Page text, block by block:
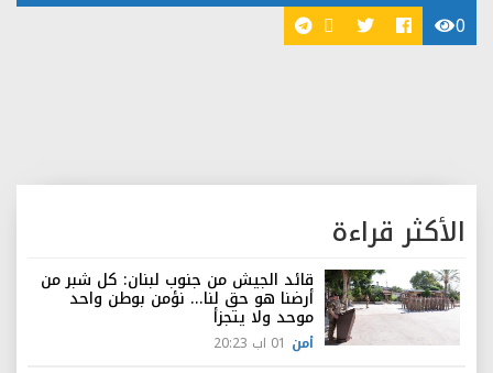
0
الأكثر قراءة
قائد الجيش من جنوب لبنان: كل شبر من
أرضنا هو حق لنا... نؤمن بوطن واحد
موحد ولا يتجزأ
أمن 01 اب 20:23